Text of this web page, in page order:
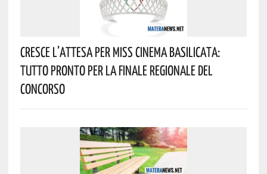
Cresce L’attesa Per Miss Cinema Basilicata:
Tutto Pronto Per La Finale Regionale Del
Concorso